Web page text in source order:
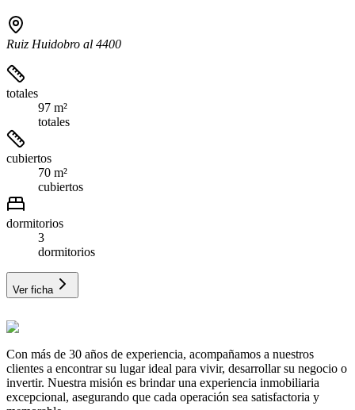
Ruiz Huidobro al 4400
totales
97 m²
totales
cubiertos
70 m²
cubiertos
dormitorios
3
dormitorios
Ver ficha
Con más de 30 años de experiencia, acompañamos a nuestros
clientes a encontrar su lugar ideal para vivir, desarrollar su negocio o
invertir. Nuestra misión es brindar una experiencia inmobiliaria
excepcional, asegurando que cada operación sea satisfactoria y